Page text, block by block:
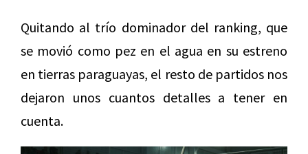
Quitando al trío dominador del ranking, que
se movió como pez en el agua en su estreno
en tierras paraguayas, el resto de partidos nos
dejaron unos cuantos detalles a tener en
cuenta.